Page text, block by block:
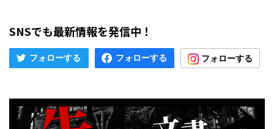
SNSでも最新情報を発信中！